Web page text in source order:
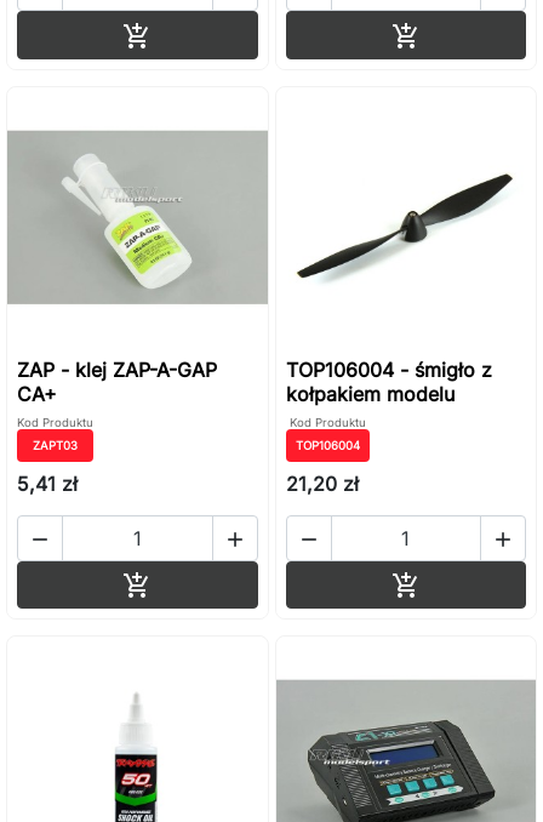
 
ZAP - klej ZAP-A-GAP
CA+
Kod Produktu
ZAPT03
5,41 zł
 

TOP106004 - śmigło z
kołpakiem modelu
Kod Produktu
TOP106004
21,20 zł
 
